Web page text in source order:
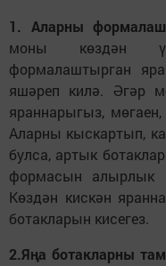
1. Аларны
моны көздән
формалаштырган
яшәреп килә. Әгәр
яраннарыгыз,
Аларны кыскартып,
булса, артык
формасын алырлык
Көздән кискән
ботакларын кисегез.
2.Яңа ботакларны